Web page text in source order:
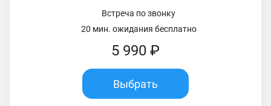
Встреча по звонку
20 мин. ожидания бесплатно
5 990 ₽
Выбрать